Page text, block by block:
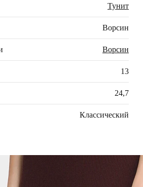
Тунит
Ворсин
Ворсин
13
24,7
Классический